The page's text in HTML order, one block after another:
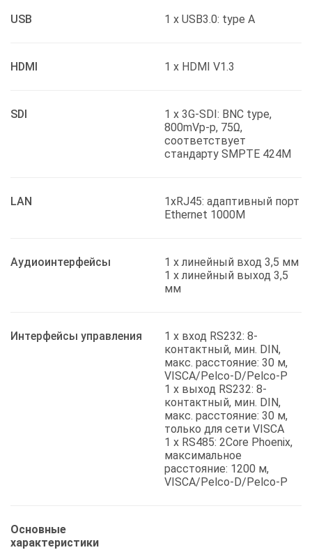
USB 1 x USB3.0: type A
HDMI 1 x HDMI V1.3
SDI
1 х 3G-SDI: BNC type,
800mVp-p, 75Ω,
соответствует
стандарту SMPTE 424M
LAN
1xRJ45: адаптивный порт
Ethernet 1000M
Аудиоинтерфейсы
1 x линейный вход 3,5 мм
1 x линейный выход 3,5
мм
Интерфейсы управления
1 x вход RS232: 8-
контактный, мин. DIN,
макс. расстояние: 30 м,
VISCA/Pelco-D/Pelco-P
1 x выход RS232: 8-
контактный, мин. DIN,
макс. расстояние: 30 м,
только для сети VISCA
1 x RS485: 2Core Phoenix,
максимальное
расстояние: 1200 м,
VISCA/Pelco-D/Pelco-P
Основные
характеристики